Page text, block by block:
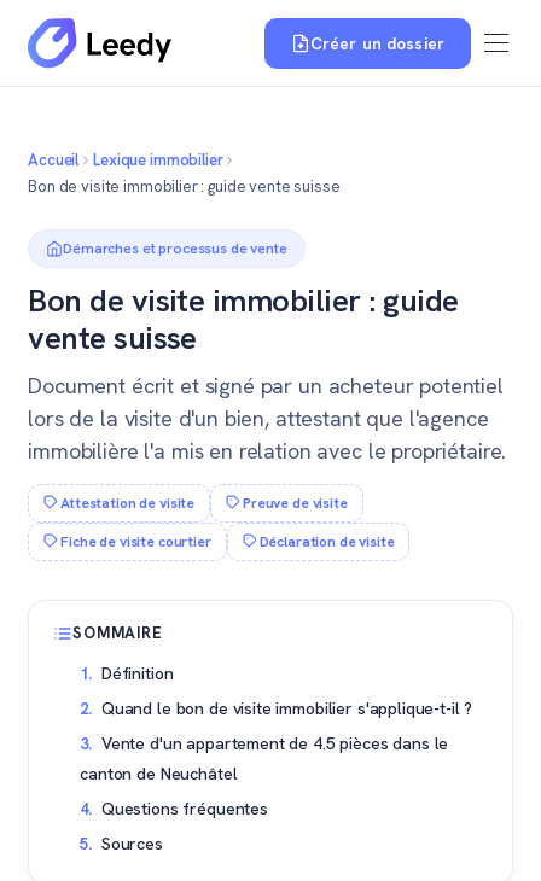
Créer un dossier
Accueil
Lexique immobilier
Bon de visite immobilier : guide vente suisse
Démarches et processus de vente
Bon de visite immobilier : guide
vente suisse
Document écrit et signé par un acheteur potentiel
lors de la visite d'un bien, attestant que l'agence
immobilière l'a mis en relation avec le propriétaire.
Attestation de visite
Preuve de visite
Fiche de visite courtier
Déclaration de visite
SOMMAIRE
Définition
Quand le bon de visite immobilier s'applique-t-il ?
Vente d'un appartement de 4.5 pièces dans le
canton de Neuchâtel
Questions fréquentes
Sources